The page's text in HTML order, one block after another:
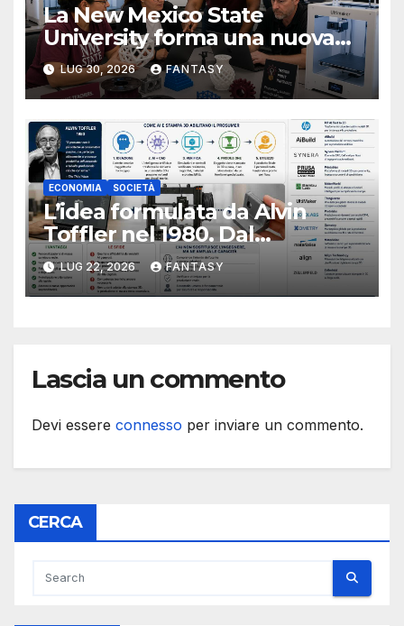
La New Mexico State
University forma una nuova
classe di docenti sulla stampa
3D
LUG 30, 2026 FANTASY
ECONOMIA SOCIETÀ
L’idea formulata da Alvin
Toffler nel 1980. Dal
consumatore al prosumer,
come intelligenza artificiale e
stampa 3D possono cambiare
LUG 22, 2026 FANTASY
Lascia un commento
Devi essere connesso per inviare un commento.
CERCA